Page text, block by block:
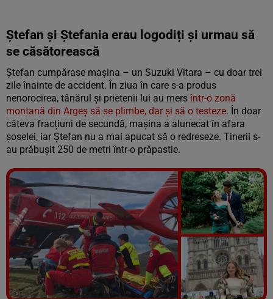
Ștefan și Ștefania erau logodiți și urmau să
se căsătorească
Ștefan cumpărase mașina – un Suzuki Vitara – cu doar trei
zile înainte de accident. În ziua în care s-a produs
nenorocirea, tânărul și prietenii lui au mers într-o zonă
montană din Argeș să se plimbe, dar și să o testeze. În doar
câteva fracțiuni de secundă, mașina a alunecat în afara
șoselei, iar Ștefan nu a mai apucat să o redreseze. Tinerii s-
au prăbușit 250 de metri într-o prăpastie.